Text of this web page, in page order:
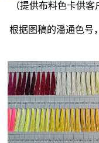
（提供布料色卡供客
根据图稿的潘通色号